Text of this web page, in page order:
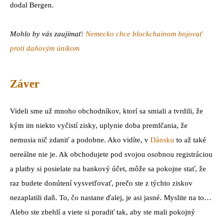
dodal Bergen.
Mohlo by vás zaujímať: Nemecko chce blockchainom bojovať
proti daňovým únikom
Záver
Videli sme už mnoho obchodníkov, ktorí sa smiali a tvrdili, že
kým im niekto vyčistí zisky, uplynie doba premlčania, že
nemusia nič zdaniť a podobne. Ako vidíte, v Dánsku to až také
nereálne nie je. Ak obchodujete pod svojou osobnou registráciou
a platby si posielate na bankový účet, môže sa pokojne stať, že
raz budete donútení vysvetľovať, prečo ste z týchto ziskov
nezaplatili daň. To, čo nastane ďalej, je asi jasné. Myslite na to…
Alebo ste zbehlí a viete si poradiť tak, aby ste mali pokojný